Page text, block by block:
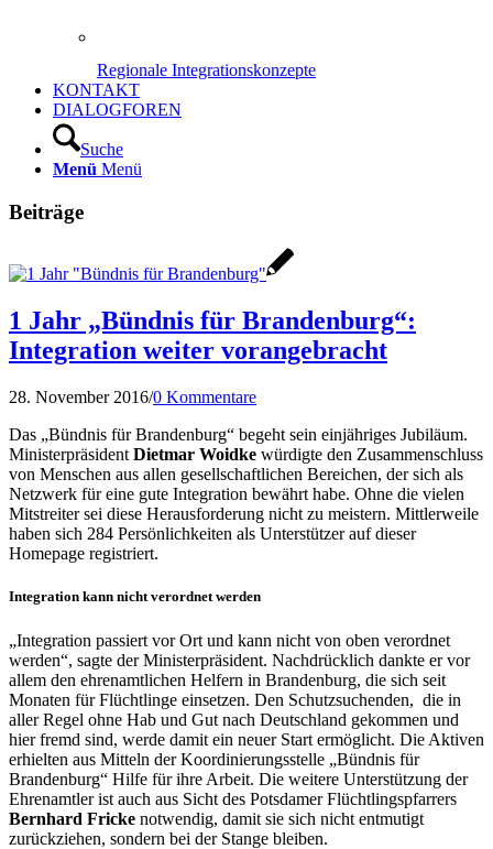
Regionale Integrationskonzepte
KONTAKT
DIALOGFOREN
Suche
Menü Menü
Beiträge
1 Jahr „Bündnis für Brandenburg“:
Integration weiter vorangebracht
28. November 2016/0 Kommentare
Das „Bündnis für Brandenburg“ begeht sein einjähriges Jubiläum.
Ministerpräsident Dietmar Woidke würdigte den Zusammenschluss
von Menschen aus allen gesellschaftlichen Bereichen, der sich als
Netzwerk für eine gute Integration bewährt habe. Ohne die vielen
Mitstreiter sei diese Herausforderung nicht zu meistern. Mittlerweile
haben sich 284 Persönlichkeiten als Unterstützer auf dieser
Homepage registriert.
Integration kann nicht verordnet werden
„Integration passiert vor Ort und kann nicht von oben verordnet
werden“, sagte der Ministerpräsident. Nachdrücklich dankte er vor
allem den ehrenamtlichen Helfern in Brandenburg, die sich seit
Monaten für Flüchtlinge einsetzen. Den Schutzsuchenden, die in
aller Regel ohne Hab und Gut nach Deutschland gekommen und
hier fremd sind, werde damit ein neuer Start ermöglicht. Die Aktiven
erhielten aus Mitteln der Koordinierungsstelle „Bündnis für
Brandenburg“ Hilfe für ihre Arbeit. Die weitere Unterstützung der
Ehrenamtler ist auch aus Sicht des Potsdamer Flüchtlingspfarrers
Bernhard Fricke notwendig, damit sie sich nicht entmutigt
zurückziehen, sondern bei der Stange bleiben.